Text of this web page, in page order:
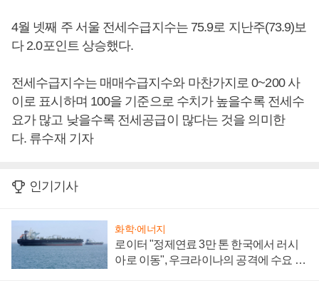
4월 넷째 주 서울 전세수급지수는 75.9로 지난주(73.9)보
다 2.0포인트 상승했다.
전세수급지수는 매매수급지수와 마찬가지로 0~200 사
이로 표시하며 100을 기준으로 수치가 높을수록 전세수
요가 많고 낮을수록 전세공급이 많다는 것을 의미한
다. 류수재 기자
인기기사
화학·에너지
로이터 "정제연료 3만 톤 한국에서 러시
아로 이동", 우크라이나의 공격에 수요 늘